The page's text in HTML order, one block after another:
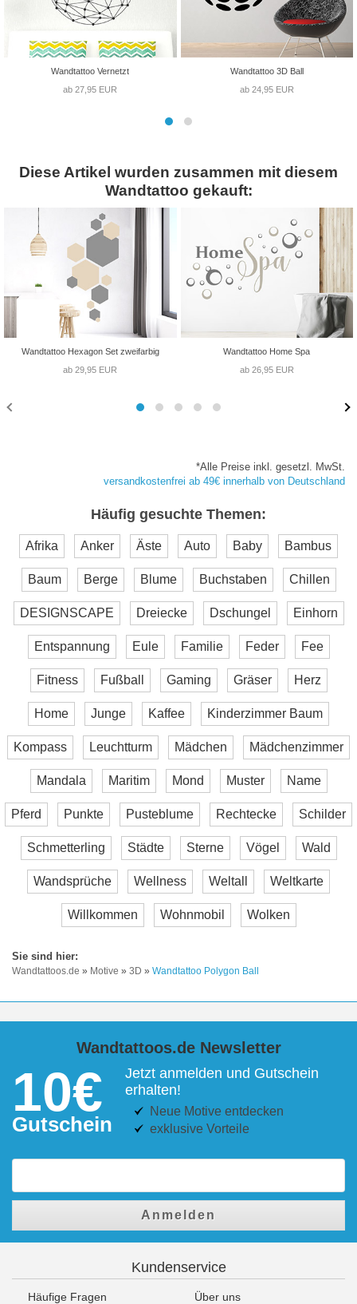
Wandtattoo Vernetzt
ab 27,95 EUR
Wandtattoo 3D Ball
ab 24,95 EUR
Diese Artikel wurden zusammen mit diesem
Wandtattoo gekauft:
Wandtattoo Hexagon Set zweifarbig
ab 29,95 EUR
Wandtattoo Home Spa
ab 26,95 EUR
*Alle Preise inkl. gesetzl. MwSt.
versandkostenfrei ab 49€ innerhalb von Deutschland
Häufig gesuchte Themen:
Afrika Anker Äste Auto Baby Bambus
Baum Berge Blume Buchstaben Chillen
DESIGNSCAPE Dreiecke Dschungel Einhorn
Entspannung Eule Familie Feder Fee
Fitness Fußball Gaming Gräser Herz
Home Junge Kaffee Kinderzimmer Baum
Kompass Leuchtturm Mädchen Mädchenzimmer
Mandala Maritim Mond Muster Name
Pferd Punkte Pusteblume Rechtecke Schilder
Schmetterling Städte Sterne Vögel Wald
Wandsprüche Wellness Weltall Weltkarte
Willkommen Wohnmobil Wolken
Wandtattoos.de » Motive » 3D » Wandtattoo Polygon Ball
Wandtattoos.de Newsletter
10€
Gutschein
Jetzt anmelden und Gutschein
erhalten!
Neue Motive entdecken
exklusive Vorteile
Anmelden
Kundenservice
Häufige Fragen
Über uns